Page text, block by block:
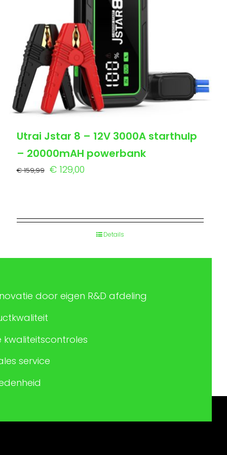
Utrai Jstar 8 – 12V 3000A starthulp
– 20000mAH powerbank
€159,99 Oorspronkelijke
€129,00Huidige
Details
door eigen R&D afdeling
kwaliteitscontroles
service